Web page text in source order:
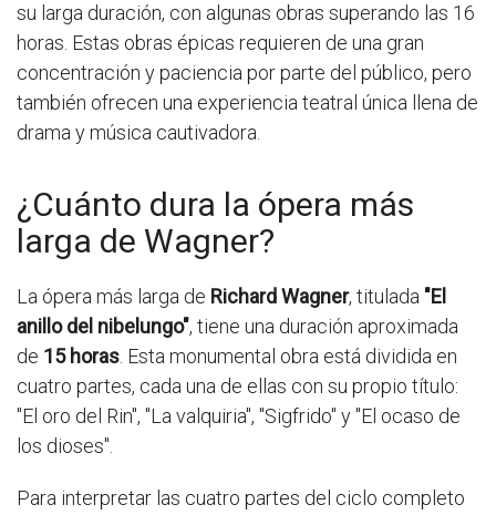
su larga duración, con algunas obras superando las 16
horas. Estas obras épicas requieren de una gran
concentración y paciencia por parte del público, pero
también ofrecen una experiencia teatral única llena de
drama y música cautivadora.
¿Cuánto dura la ópera más
larga de Wagner?
La ópera más larga de Richard Wagner, titulada "El
anillo del nibelungo", tiene una duración aproximada
de 15 horas . Esta monumental obra está dividida en
cuatro partes, cada una de ellas con su propio título:
"El oro del Rin", "La valquiria", "Sigfrido" y "El ocaso de
los dioses".
Para interpretar las cuatro partes del ciclo completo